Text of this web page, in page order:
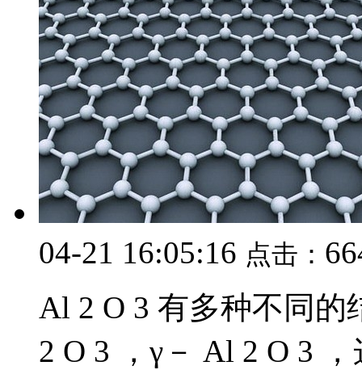
04-21 16:05:16 点击：
Al 2 O 3 有多种不同的
2 O 3 ，γ－ Al 2 O 3